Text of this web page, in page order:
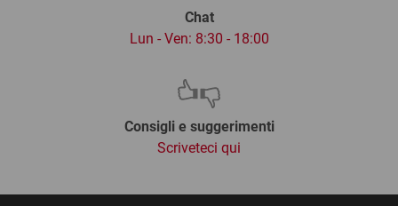
Chat
Lun - Ven: 8:30 - 18:00
Consigli e suggerimenti
Scriveteci qui